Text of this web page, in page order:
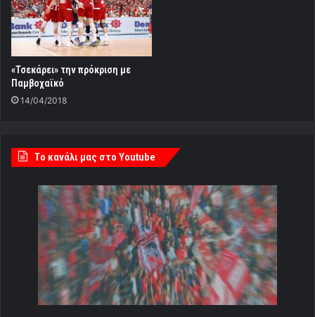
«Τσεκάρει» την πρόκριση με
Παμβοχαϊκό
14/04/2018
Tο κανάλι μας στο Youtube